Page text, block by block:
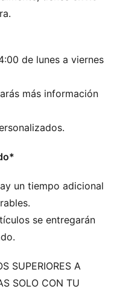
que favorece un
mm: rebote
PAL (PUMA Air
excelentes
rendimiento
de lunes a viernes
más información
un tiempo adicional
se entregarán
SUPERIORES A
SOLO CON TU